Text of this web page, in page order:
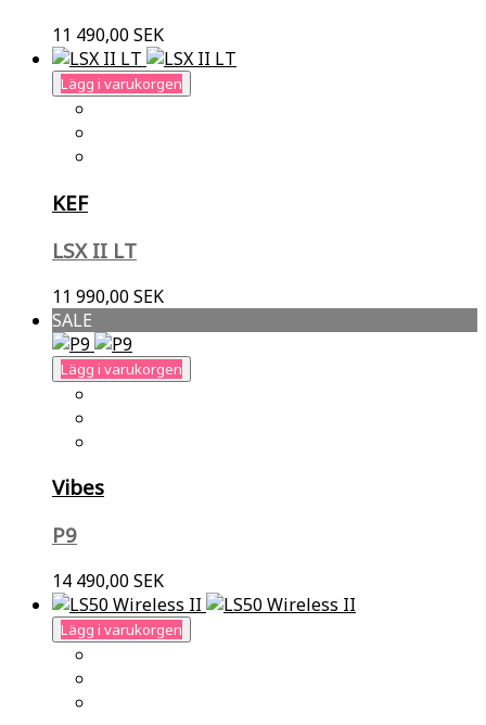
11 490,00 SEK
Lägg i varukorgen
KEF
LSX II LT
11 990,00 SEK
SALE
Lägg i varukorgen
Vibes
P9
14 490,00 SEK
Lägg i varukorgen